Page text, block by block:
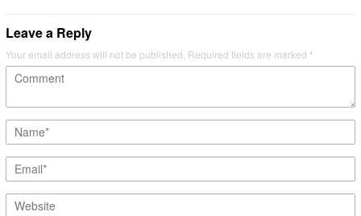
Leave a Reply
Your email address will not be published. Required fields are marked *